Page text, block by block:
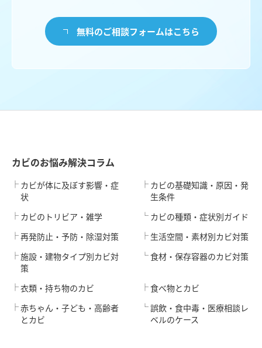
無料のご相談フォームはこちら
カビのお悩み解決コラム
カビが体に及ぼす影響・症
状
カビのトリビア・雑学
カビの基礎知識・原因・発
生条件
カビの種類・症状別ガイド
再発防止・予防・除湿対策
施設・建物タイプ別カビ対
策
生活空間・素材別カビ対策
食材・保存容器のカビ対策
衣類・持ち物のカビ
赤ちゃん・子ども・高齢者
とカビ
食べ物とカビ
誤飲・食中毒・医療相談レ
ベルのケース